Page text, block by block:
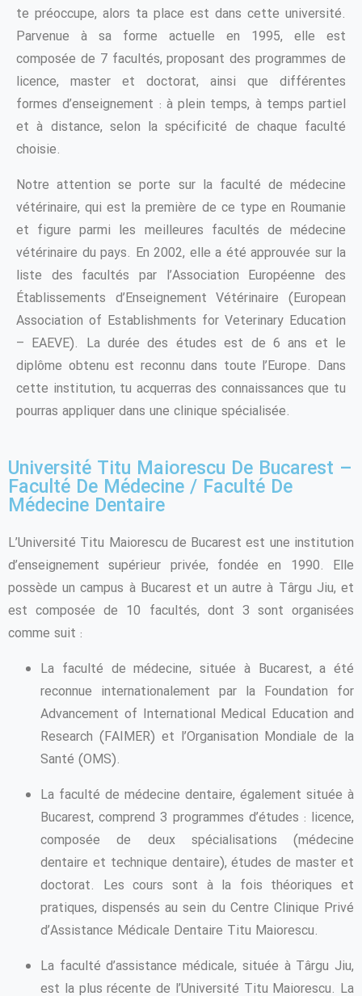
te préoccupe, alors ta place est dans cette université.
Parvenue à sa forme actuelle en 1995, elle est
composée de 7 facultés, proposant des programmes de
licence, master et doctorat, ainsi que différentes
formes d’enseignement : à plein temps, à temps partiel
et à distance, selon la spécificité de chaque faculté
choisie.
Notre attention se porte sur la faculté de médecine
vétérinaire, qui est la première de ce type en Roumanie
et figure parmi les meilleures facultés de médecine
vétérinaire du pays. En 2002, elle a été approuvée sur la
liste des facultés par l’Association Européenne des
Établissements d’Enseignement Vétérinaire (European
Association of Establishments for Veterinary Education
– EAEVE). La durée des études est de 6 ans et le
diplôme obtenu est reconnu dans toute l’Europe. Dans
cette institution, tu acquerras des connaissances que tu
pourras appliquer dans une clinique spécialisée.
Université Titu Maiorescu De Bucarest –
Faculté De Médecine / Faculté De
Médecine Dentaire
L’Université Titu Maiorescu de Bucarest est une institution
d’enseignement supérieur privée, fondée en 1990. Elle
possède un campus à Bucarest et un autre à Târgu Jiu, et
est composée de 10 facultés, dont 3 sont organisées
comme suit :
La faculté de médecine, située à Bucarest, a été
reconnue internationalement par la Foundation for
Advancement of International Medical Education and
Research (FAIMER) et l’Organisation Mondiale de la
Santé (OMS).
La faculté de médecine dentaire, également située à
Bucarest, comprend 3 programmes d’études : licence,
composée de deux spécialisations (médecine
dentaire et technique dentaire), études de master et
doctorat. Les cours sont à la fois théoriques et
pratiques, dispensés au sein du Centre Clinique Privé
d’Assistance Médicale Dentaire Titu Maiorescu.
La faculté d’assistance médicale, située à Târgu Jiu,
est la plus récente de l’Université Titu Maiorescu. La